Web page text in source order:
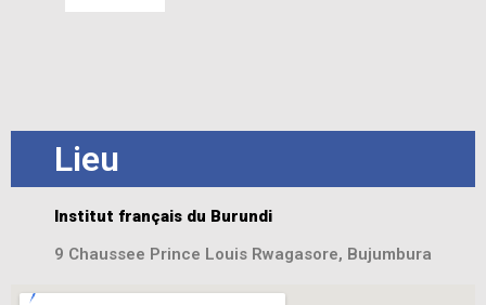
Lieu
Institut français du Burundi
9 Chaussee Prince Louis Rwagasore, Bujumbura